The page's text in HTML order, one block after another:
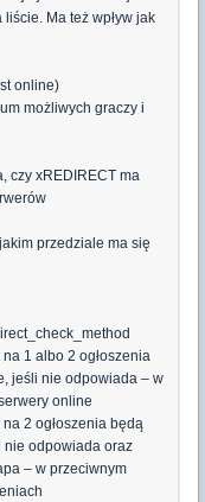
Ma też wpływ jak
online)
możliwych graczy i
czy xREDIRECT ma
przedziale ma się
1 albo 2 ogłoszenia
jeśli nie odpowiada – w
online
2 ogłoszenia będą
nie odpowiada oraz
– w przeciwnym